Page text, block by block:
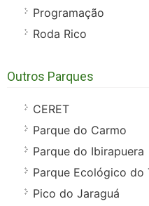
Programação
Roda Rico
Outros Parques
CERET
Parque do Carmo
Parque do Ibirapuera
Parque Ecológico do
Pico do Jaraguá